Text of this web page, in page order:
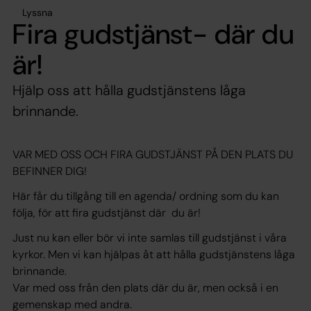
Lyssna
Fira gudstjänst- där du
är!
Hjälp oss att hålla gudstjänstens låga
brinnande.
VAR MED OSS OCH FIRA GUDSTJÄNST PÅ DEN PLATS DU
BEFINNER DIG!
Här får du tillgång till en agenda/ ordning som du kan
följa, för att fira gudstjänst där du är!
Just nu kan eller bör vi inte samlas till gudstjänst i våra
kyrkor. Men vi kan hjälpas åt att hålla gudstjänstens låga
brinnande.
Var med oss från den plats där du är, men också i en
gemenskap med andra.